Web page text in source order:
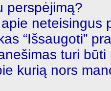
perspėjimą?
neteisingus
“Išsaugoti”
turi būti
kurią nors